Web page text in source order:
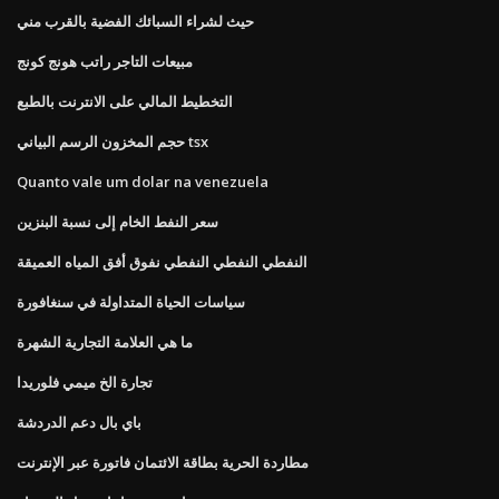
حيث لشراء السبائك الفضية بالقرب مني
مبيعات التاجر راتب هونج كونج
التخطيط المالي على الانترنت بالطبع
حجم المخزون الرسم البياني tsx
Quanto vale um dolar na venezuela
سعر النفط الخام إلى نسبة البنزين
النفطي النفطي النفطي نفوق أفق المياه العميقة
سياسات الحياة المتداولة في سنغافورة
ما هي العلامة التجارية الشهرة
تجارة الخ ميمي فلوريدا
باي بال دعم الدردشة
مطاردة الحرية بطاقة الائتمان فاتورة عبر الإنترنت